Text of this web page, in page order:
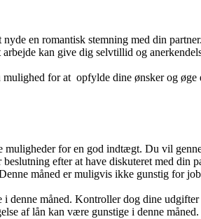
en romantisk stemning med din
kan give dig selvtillid og
for at opfylde dine ønsker og
for en god indtægt. Du vil
efter at have diskuteret med din
måned er muligvis ikke gunstig for
denne måned. Kontroller dog dine
af lån kan være gunstige i denne